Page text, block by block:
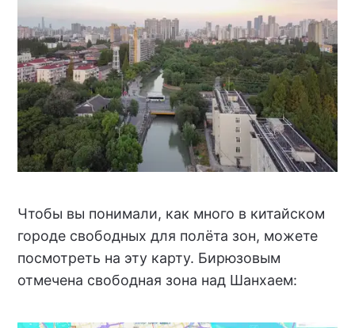
Чтобы вы понимали, как много в китайском
городе свободных для полёта зон, можете
посмотреть на эту карту. Бирюзовым
отмечена свободная зона над Шанхаем: